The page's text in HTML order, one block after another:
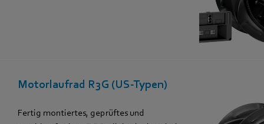
Motorlaufrad R3G (US-Typen)
Fertig montiertes, geprüftes und